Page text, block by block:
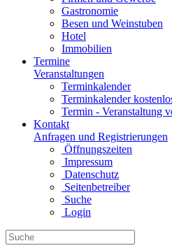
Gastronomie
Besen und Weinstuben
Hotel
Immobilien
Termine
Veranstaltungen
Terminkalender
Terminkalender
Termin - Veranstaltung
Kontakt
Anfragen und Registrierungen
Öffnungszeiten
Impressum
Datenschutz
Seitenbetreiber
Suche
Login